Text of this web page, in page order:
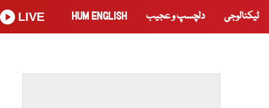
ٹیکنالوجی دلچسپ و عجیب HUM ENGLISH
LIVE